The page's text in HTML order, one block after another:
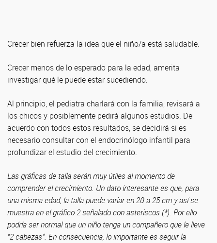
Crecer bien refuerza la idea que el niño/a está saludable.
Crecer menos de lo esperado para la edad, amerita
investigar qué le puede estar sucediendo.
Al principio, el pediatra charlará con la familia, revisará a
los chicos y posiblemente pedirá algunos estudios. De
acuerdo con todos estos resultados, se decidirá si es
necesario consultar con el endocrinólogo infantil para
profundizar el estudio del crecimiento.
Las gráficas de talla serán muy útiles al momento de
comprender el crecimiento. Un dato interesante es que, para
una misma edad, la talla puede variar en 20 a 25 cm y así se
muestra en el gráfico 2 señalado con asteriscos (*). Por ello
podría ser normal que un niño tenga un compañero que le lleve
“2 cabezas”. En consecuencia, lo importante es seguir la